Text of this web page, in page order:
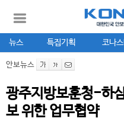
뉴스 특집기획 코나
안보뉴스
광주지방보훈청-하
보 위한 업무협약